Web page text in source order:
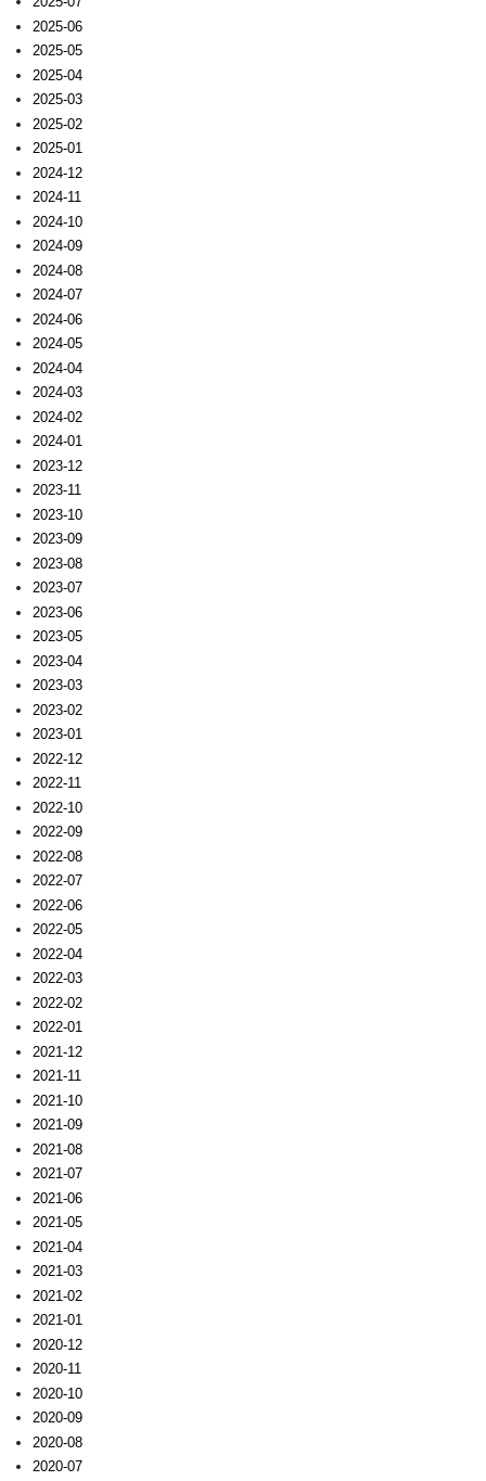
2025-06
2025-05
2025-04
2025-03
2025-02
2025-01
2024-12
2024-11
2024-10
2024-09
2024-08
2024-07
2024-06
2024-05
2024-04
2024-03
2024-02
2024-01
2023-12
2023-11
2023-10
2023-09
2023-08
2023-07
2023-06
2023-05
2023-04
2023-03
2023-02
2023-01
2022-12
2022-11
2022-10
2022-09
2022-08
2022-07
2022-06
2022-05
2022-04
2022-03
2022-02
2022-01
2021-12
2021-11
2021-10
2021-09
2021-08
2021-07
2021-06
2021-05
2021-04
2021-03
2021-02
2021-01
2020-12
2020-11
2020-10
2020-09
2020-08
2020-07